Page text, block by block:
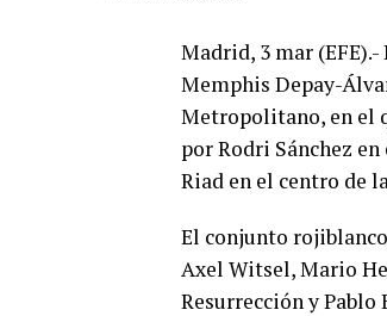
Madrid, 3 mar
Memphis Depay-
Metropolitano, en el
por Rodri Sánchez
Riad en el centro de
El conjunto
Axel Witsel, Mario
Resurrección y